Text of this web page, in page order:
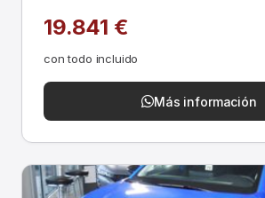
19.841 €
con todo incluido
Más información